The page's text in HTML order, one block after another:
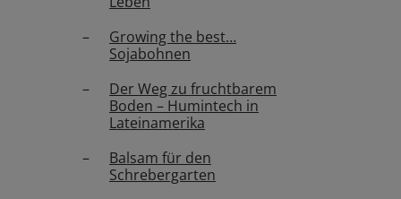
Growing the best…
Sojabohnen
Der Weg zu fruchtbarem
Boden – Humintech in
Lateinamerika
Balsam für den
Schrebergarten